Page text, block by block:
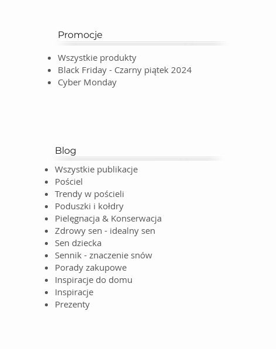
Promocje
Wszystkie produkty
Black Friday - Czarny piątek 2024
Cyber Monday
Blog
Wszystkie publikacje
Pościel
Trendy w pościeli
Poduszki i kołdry
Pielęgnacja & Konserwacja
Zdrowy sen - idealny sen
Sen dziecka
Sennik - znaczenie snów
Porady zakupowe
Inspiracje do domu
Inspiracje
Prezenty